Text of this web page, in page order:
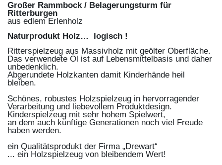
Großer Rammbock / Belagerungsturm für
Ritterburgen
aus edlem Erlenholz
Naturprodukt Holz… logisch !
Ritterspielzeug aus Massivholz mit geölter Oberfläche.
Das verwendete Öl ist auf Lebensmittelbasis und daher
unbedenklich.
Abgerundete Holzkanten damit Kinderhände heil
bleiben.
Schönes, robustes Holzspielzeug in hervorragender
Verarbeitung und liebevollem Produktdesign.
Kinderspielzeug mit sehr hohem Spielwert,
an dem auch künftige Generationen noch viel Freude
haben werden.
ein Qualitätsprodukt der Firma „Drewart“
... ein Holzspielzeug von bleibendem Wert!